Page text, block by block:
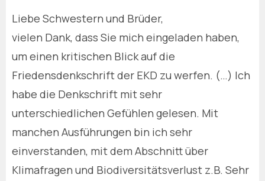
Liebe Schwestern und Brüder,
vielen Dank, dass Sie mich eingeladen haben,
um einen kritischen Blick auf die
Friedensdenkschrift der EKD zu werfen. (…) Ich
habe die Denkschrift mit sehr
unterschiedlichen Gefühlen gelesen. Mit
manchen Ausführungen bin ich sehr
einverstanden, mit dem Abschnitt über
Klimafragen und Biodiversitätsverlust z.B. Sehr